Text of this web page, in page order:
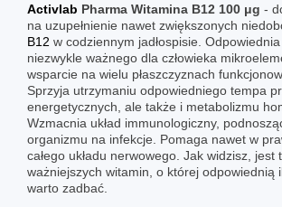
Activlab Pharma Witamina B12 100 μg -
na uzupełnienie nawet zwiększonych
B12 w codziennym jadłospisie.
niezwykle ważnego dla człowieka
wsparcie na wielu płaszczyznach
Sprzyja utrzymaniu odpowiedniego tempa
energetycznych, ale także i metabolizmu
Wzmacnia układ immunologiczny,
organizmu na infekcje. Pomaga nawet w
całego układu nerwowego. Jak widzisz, jest
ważniejszych witamin, o której odpowiednią
warto zadbać.